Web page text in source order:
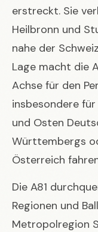
erstreckt. Sie
Heilbronn und
nahe der
Lage macht die
Achse für den
insbesondere für
und Osten
Württembergs
Österreich
Die A81
Regionen und
Metropolregion